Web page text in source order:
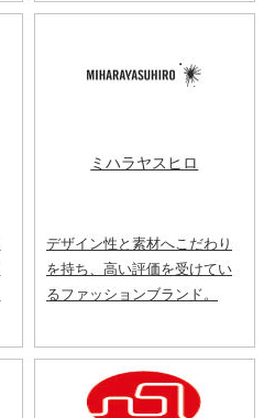
ミハラヤスヒロ
デザイン性と素材へこだわり
を持ち、高い評価を受けてい
るファッションブランド。